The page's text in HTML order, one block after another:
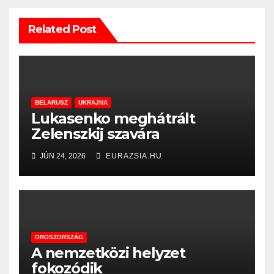
Related Post
BELARUSZ UKRAJNA
Lukasenko meghátrált
Zelenszkij szavára
JÚN 24, 2026 EURAZSIA.HU
OROSZORSZÁG
A nemzetközi helyzet
fokozódik